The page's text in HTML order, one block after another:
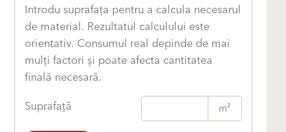
Introdu suprafața pentru a calcula necesarul
de material. Rezultatul calculului este
orientativ. Consumul real depinde de mai
mulți factori și poate afecta cantitatea
finală necesară.
Suprafață
m²